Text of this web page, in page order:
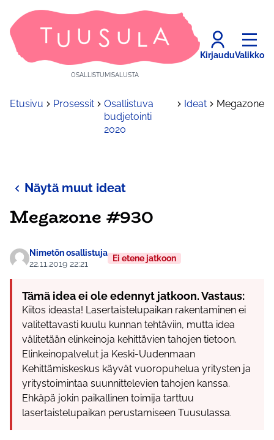
OSALLISTUMISALUSTA
KirjauduValikko
Etusivu Prosessit
Osallistuva
budjetointi
2020
Ideat Megazone
Näytä muut ideat
Megazone #930
Nimetön osallistuja
22.11.2019 22:21
Ei etene jatkoon
Tämä idea ei ole edennyt jatkoon. Vastaus:
Kiitos ideasta! Lasertaistelupaikan rakentaminen ei
valitettavasti kuulu kunnan tehtäviin, mutta idea
välitetään elinkeinoja kehittävien tahojen tietoon.
Elinkeinopalvelut ja Keski-Uudenmaan
Kehittämiskeskus käyvät vuoropuhelua yritysten ja
yritystoimintaa suunnittelevien tahojen kanssa.
Ehkäpä jokin paikallinen toimija tarttuu
lasertaistelupaikan perustamiseen Tuusulassa.